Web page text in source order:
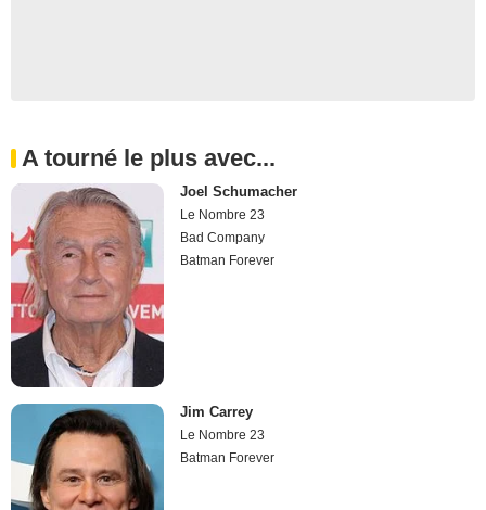
A tourné le plus avec...
Joel Schumacher
Le Nombre 23
Bad Company
Batman Forever
Jim Carrey
Le Nombre 23
Batman Forever